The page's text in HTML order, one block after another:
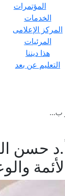
المؤتمرات
الخدمات
المركز الإعلامى
المرئيات
هذا ديننا
التعليم عن بعد
ب...
حسن